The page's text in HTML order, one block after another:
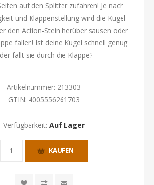
auf den Splitter zufahren! Je nach
und Klappenstellung wird die Kugel
den Action-Stein herüber sausen oder
fallen! Ist deine Kugel schnell genug
fällt sie durch die Klappe?
Artikelnummer: 213303
GTIN: 4005556261703
Verfügbarkeit: Auf Lager
KAUFEN